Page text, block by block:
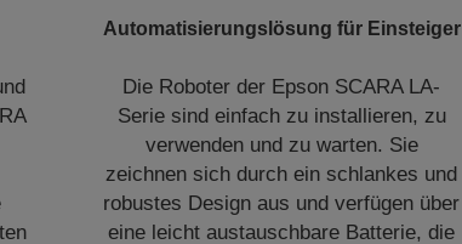
Automatisierungslösung für Einsteiger
Die Roboter der Epson SCARA LA-
Serie sind einfach zu installieren, zu
verwenden und zu warten. Sie
zeichnen sich durch ein schlankes und
robustes Design aus und verfügen über
eine leicht austauschbare Batterie, die